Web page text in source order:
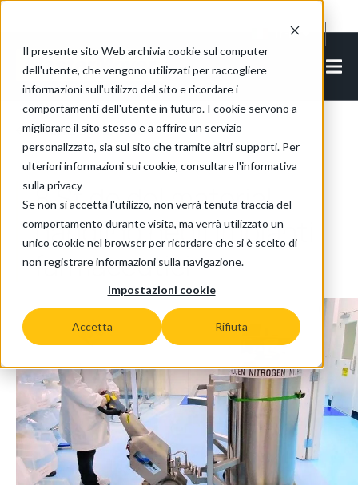
Il presente sito Web archivia cookie sul computer
dell'utente, che vengono utilizzati per raccogliere
informazioni sull'utilizzo del sito e ricordare i
comportamenti dell'utente in futuro. I cookie servono a
migliorare il sito stesso e a offrire un servizio
personalizzato, sia sul sito che tramite altri supporti. Per
ulteriori informazioni sui cookie, consultare l'informativa
sulla privacy
Se non si accetta l'utilizzo, non verrà tenuta traccia del
comportamento durante visita, ma verrà utilizzato un
unico cookie nel browser per ricordare che si è scelto di
non registrare informazioni sulla navigazione.
Impostazioni cookie
Accetta Rifiuta
IT-IT
Torna agli articoli
8 Sfide del material
handling negli impianti
farmaceutici